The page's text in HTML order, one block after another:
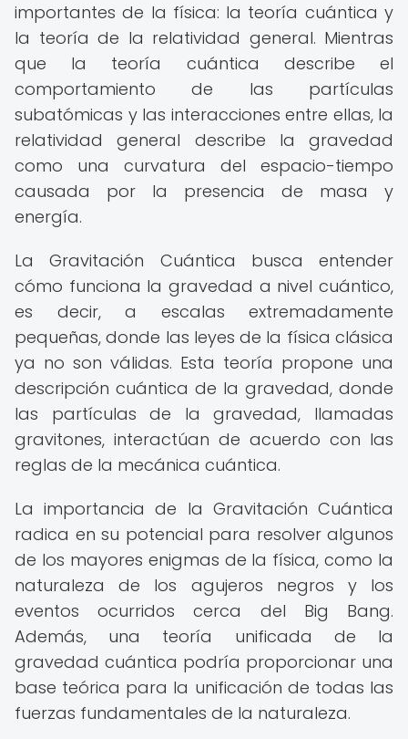
importantes de la física: la teoría cuántica y
la teoría de la relatividad general. Mientras
que la teoría cuántica describe el
comportamiento de las partículas
subatómicas y las interacciones entre ellas, la
relatividad general describe la gravedad
como una curvatura del espacio-tiempo
causada por la presencia de masa y
energía.
La Gravitación Cuántica busca entender
cómo funciona la gravedad a nivel cuántico,
es decir, a escalas extremadamente
pequeñas, donde las leyes de la física clásica
ya no son válidas. Esta teoría propone una
descripción cuántica de la gravedad, donde
las partículas de la gravedad, llamadas
gravitones, interactúan de acuerdo con las
reglas de la mecánica cuántica.
La importancia de la Gravitación Cuántica
radica en su potencial para resolver algunos
de los mayores enigmas de la física, como la
naturaleza de los agujeros negros y los
eventos ocurridos cerca del Big Bang.
Además, una teoría unificada de la
gravedad cuántica podría proporcionar una
base teórica para la unificación de todas las
fuerzas fundamentales de la naturaleza.